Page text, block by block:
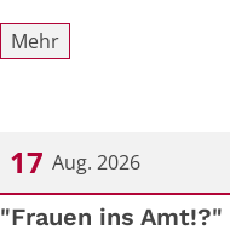
Mehr
17 Aug. 2026
Datum: 17. August 2026
"Frauen ins Amt!?"